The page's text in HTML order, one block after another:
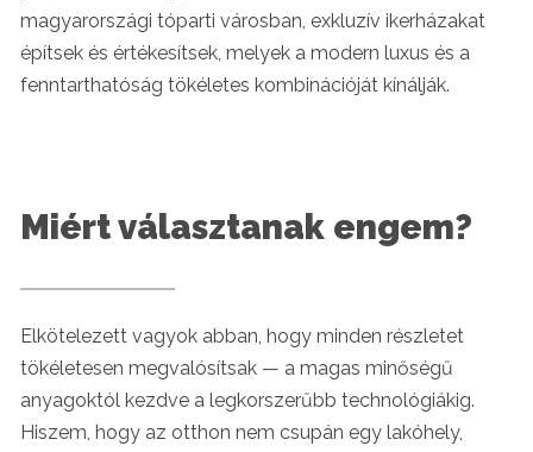
magyarországi tóparti városban, exkluzív ikerházakat
építsek és értékesítsek, melyek a modern luxus és a
fenntarthatóság tökéletes kombinációját kínálják.
Miért választanak engem?
Elkötelezett vagyok abban, hogy minden részletet
tökéletesen megvalósítsak — a magas minőségű
anyagoktól kezdve a legkorszerűbb technológiákig.
Hiszem, hogy az otthon nem csupán egy lakóhely,